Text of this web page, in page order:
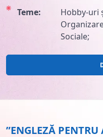
Teme:
Hobby-uri
Sociale;
”ENGLEZĂ